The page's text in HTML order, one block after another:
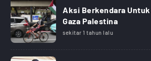
Aksi Berkendara
Gaza Palestina
sekitar 1 tahun lalu